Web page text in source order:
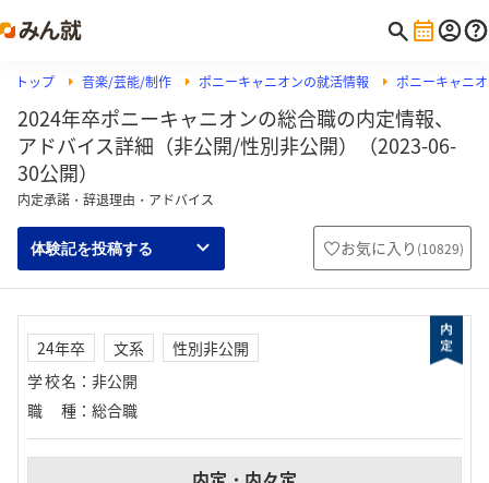
トップ 音楽/芸能/制作 ポニーキャニオンの就活情報 ポニーキャニ
2024年卒ポニーキャニオンの総合職の内定情報、
アドバイス詳細（非公開/性別非公開）（2023-06-
30公開）
内定承諾・辞退理由・アドバイス
体験記を投稿する お気に入り (10829)
24年卒 文系
性別非公開
学校名 ： 非公開
職種 ： 総合職